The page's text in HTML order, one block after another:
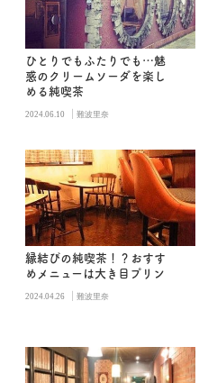
ひとりでもふたりでも…魅
惑のクリームソーダを楽し
める純喫茶
2024.06.10 | 難波里奈
縁結びの純喫茶！？おすす
めメニューは大き目プリン
2024.04.26 | 難波里奈